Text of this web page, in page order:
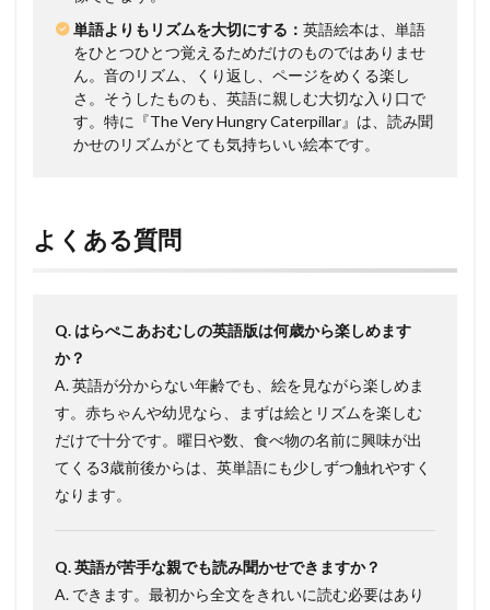
単語よりもリズムを大切にする： 英語絵本は、単語
をひとつひとつ覚えるためだけのものではありませ
ん。音のリズム、くり返し、ページをめくる楽し
さ。そうしたものも、英語に親しむ大切な入り口で
す。特に『The Very Hungry Caterpillar』は、読み聞
かせのリズムがとても気持ちいい絵本です。
よくある質問
Q. はらぺこあおむしの英語版は何歳から楽しめます
か？
A. 英語が分からない年齢でも、絵を見ながら楽しめま
す。赤ちゃんや幼児なら、まずは絵とリズムを楽しむ
だけで十分です。曜日や数、食べ物の名前に興味が出
てくる3歳前後からは、英単語にも少しずつ触れやすく
なります。
Q. 英語が苦手な親でも読み聞かせできますか？
A. できます。最初から全文をきれいに読む必要はあり